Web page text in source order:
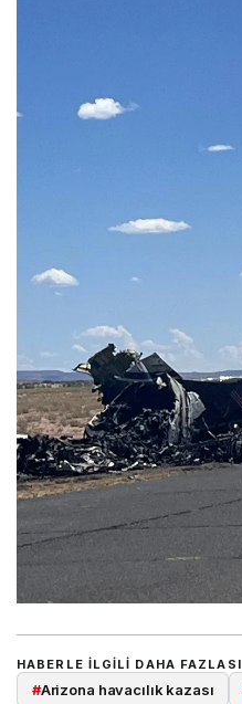
HABERLE ILGILI DAHA FAZLASI
#Arizona havacılık kazası